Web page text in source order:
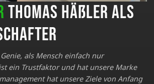
Thomas Häßler als
als Mensch einfach nur
ein Trustfaktor und hat unsere Marke
hat unsere Ziele von Anfang